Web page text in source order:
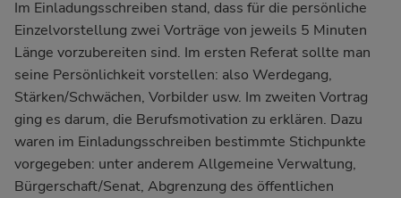
Im Einladungsschreiben stand, dass für die persönliche
Einzelvorstellung zwei Vorträge von jeweils 5 Minuten
Länge vorzubereiten sind. Im ersten Referat sollte man
seine Persönlichkeit vorstellen: also Werdegang,
Stärken/Schwächen, Vorbilder usw. Im zweiten Vortrag
ging es darum, die Berufsmotivation zu erklären. Dazu
waren im Einladungsschreiben bestimmte Stichpunkte
vorgegeben: unter anderem Allgemeine Verwaltung,
Bürgerschaft/Senat, Abgrenzung des öffentlichen